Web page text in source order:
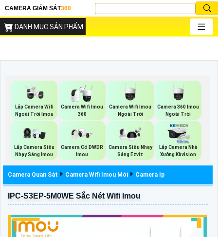
CAMERA GIÁM SÁT360
DANH MỤC SẢN PHẨM
Lắp Camera Wifi
Ngoài Trời Imou
Camera Wifi Imou
360
Camera Wifi Imou
Ngoài Trời
Camera 360 Imou
Ngoài Trời
Lắp Camera Siêu
Nhạy Sáng Imou
Camera Có DWDR
Imou
Camera Siêu Nhạy
Sáng Ezviz
Lắp Camera Nhà
Xưởng Kbvision
Camera Quan Sát Camera Wifi Imou Mới Camera Ip
IPC-S3EP-5M0WE Sắc Nét Wifi Imou